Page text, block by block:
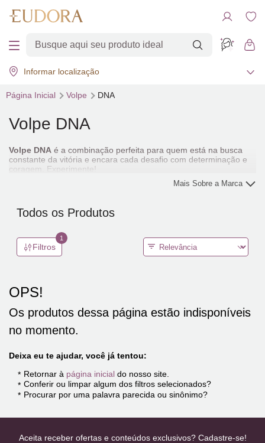
Informar localização
Página Inicial Volpe DNA
Volpe DNA
Volpe DNA é a combinação perfeita para quem está na busca
constante da vitória e encara cada desafio com determinação e
coragem. Experimente!
Mais Sobre a Marca
Todos os Produtos
Filtros
1
OPS!
Os produtos dessa página estão indisponíveis
no momento.
Deixa eu te ajudar, você já tentou:
Retornar à página inicial do nosso site.
Conferir ou limpar algum dos filtros selecionados?
Procurar por uma palavra parecida ou sinônimo?
Aceita receber ofertas e conteúdos exclusivos? Cadastre-se!